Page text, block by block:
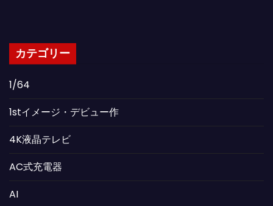
カテゴリー
1/64
1stイメージ・デビュー作
4K液晶テレビ
AC式充電器
AI